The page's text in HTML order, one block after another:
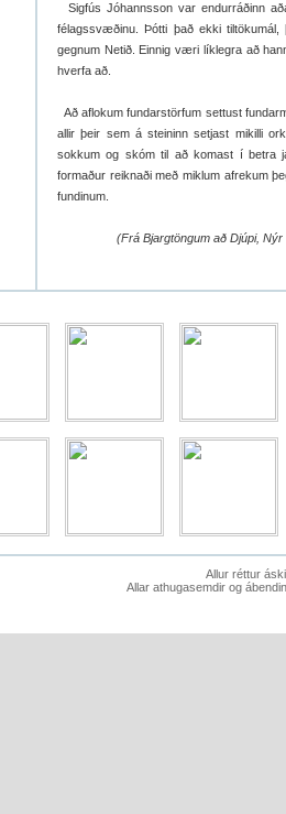
Sigfús Jóhannsson var endurráðinn
félagssvæðinu. Þótti það ekki
gegnum Netið. Einnig væri líklegra að
hverfa að.
Að aflokum fundarstörfum settust
allir þeir sem á steininn setjast mikilli
sokkum og skóm til að komast í betra
formaður reiknaði með miklum afrekum
fundinum.
(Frá Bjargtöngum að Djúpi, Nýr
Allur réttur
Allar athugasemdir og